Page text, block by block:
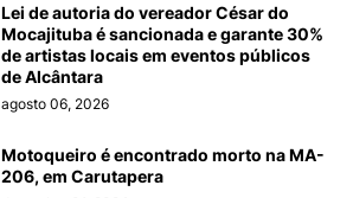
Lei de autoria do vereador César do
Mocajituba é sancionada e garante 30%
de artistas locais em eventos públicos
de Alcântara
agosto 06, 2026
Motoqueiro é encontrado morto na MA-
206, em Carutapera